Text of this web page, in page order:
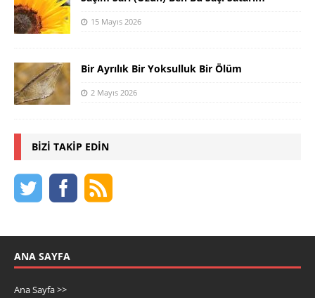
15 Mayıs 2026
Bir Ayrılık Bir Yoksulluk Bir Ölüm
2 Mayıs 2026
BIZI TAKIP EDIN
ANA SAYFA
Ana Sayfa >>